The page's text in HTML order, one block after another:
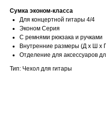
Сумка эконом-класса
Для концертной гитары 4/4
Эконом Серия
С ремнями рюкзака и ручками
Внутренние размеры (Д х Ш х
Отделение для аксессуаров
Тип: Чехол для гитары